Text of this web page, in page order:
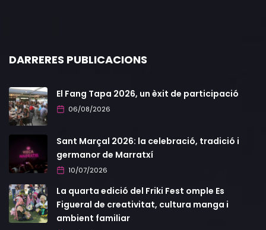
DARRERES PUBLICACIONS
El Fang Tapa 2026, un èxit de participació
06/08/2026
Sant Marçal 2026: la celebració, tradició i
germanor de Marratxí
10/07/2026
La quarta edició del Friki Fest omple Es
Figueral de creativitat, cultura manga i
ambient familiar